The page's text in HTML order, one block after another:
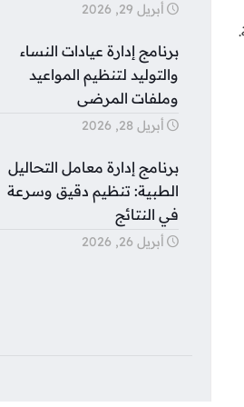
أبريل 29, 2026
برنامج إدارة عيادات النساء
والتوليد لتنظيم المواعيد
وملفات المرضى
أبريل 28, 2026
برنامج إدارة معامل التحاليل
الطبية: تنظيم دقيق وسرعة
في النتائج
أبريل 26, 2026